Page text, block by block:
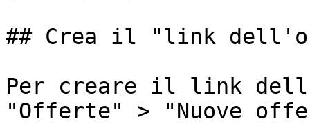
## Crea il "link
Per creare il link
"Offerte" > "Nuove